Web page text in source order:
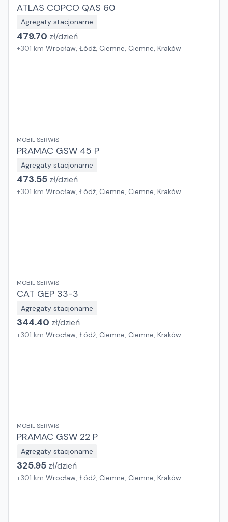
ATLAS COPCO QAS 60
Agregaty stacjonarne
479.70 zł/dzień
+301 km Wrocław, Łódź, Ciemne, Ciemne, Kraków
MOBIL SERWIS
PRAMAC GSW 45 P
Agregaty stacjonarne
473.55 zł/dzień
+301 km Wrocław, Łódź, Ciemne, Ciemne, Kraków
MOBIL SERWIS
CAT GEP 33-3
Agregaty stacjonarne
344.40 zł/dzień
+301 km Wrocław, Łódź, Ciemne, Ciemne, Kraków
MOBIL SERWIS
PRAMAC GSW 22 P
Agregaty stacjonarne
325.95 zł/dzień
+301 km Wrocław, Łódź, Ciemne, Ciemne, Kraków